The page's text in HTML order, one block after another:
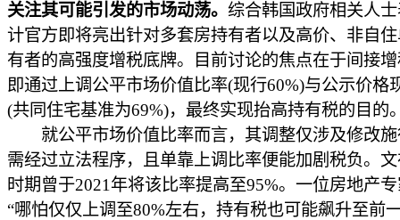
关注其可能引发的市场动荡。 综合韩国政府相关人
计官方即将亮出针对多套房持有者以及高价、非自
有者的高强度增税底牌。目前讨论的焦点在于间接
即通过上调公平市场价值比率(现行60%)与公示价格
(共同住宅基准为69%)，最终实现抬高持有税的目的
就公平市场价值比率而言，其调整仅涉及修改施
需经过立法程序，且单靠上调比率便能加剧税负。
时期曾于2021年将该比率提高至95%。一位房地产
“哪怕仅仅上调至80%左右，持有税也可能飙升至前